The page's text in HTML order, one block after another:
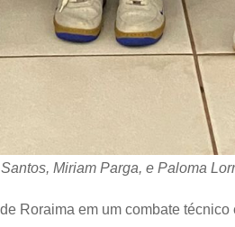
Miriam Parga, e Paloma
Roraima em um combate